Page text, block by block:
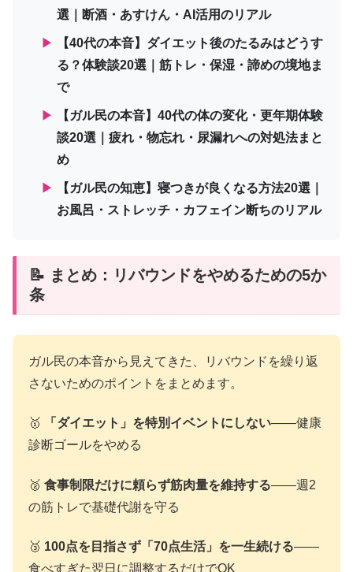
選｜断酒・あすけん・AI活用のリアル
▶
【40代の本音】ダイエット後のたるみはどうす
る？体験談20選｜筋トレ・保湿・諦めの境地ま
で
▶
【ガル民の本音】40代の体の変化・更年期体験
談20選｜疲れ・物忘れ・尿漏れへの対処法まと
め
▶
【ガル民の知恵】寝つきが良くなる方法20選｜
お風呂・ストレッチ・カフェイン断ちのリアル
📝 まとめ：リバウンドをやめるための5か
条
ガル民の本音から見えてきた、リバウンドを繰り返
さないためのポイントをまとめます。
🥇 「ダイエット」を特別イベントにしない――健康
診断ゴールをやめる
🥈 食事制限だけに頼らず筋肉量を維持する――週2
の筋トレで基礎代謝を守る
🥉 100点を目指さず「70点生活」を一生続ける――
食べすぎた翌日に調整するだけでOK